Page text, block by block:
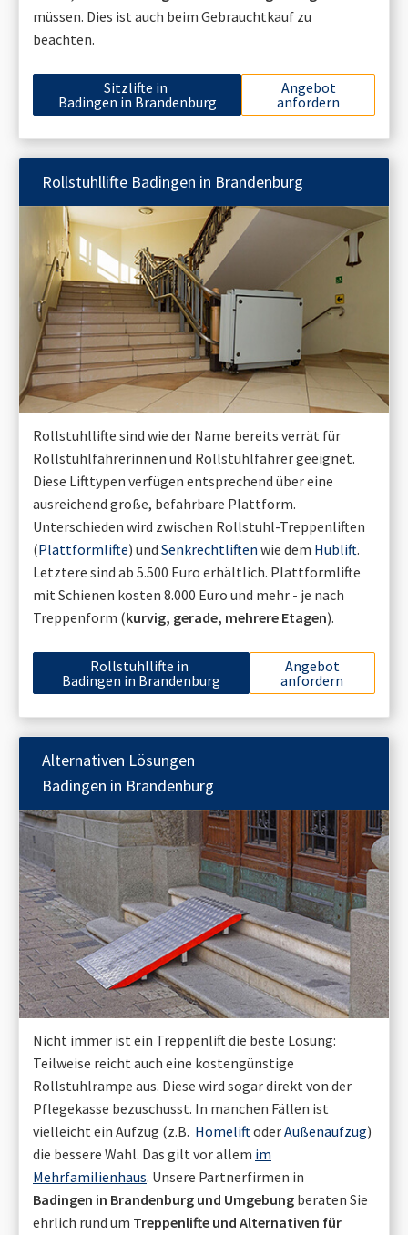
müssen. Dies ist auch beim Gebrauchtkauf zu
beachten.
Sitzlifte in
Badingen in Brandenburg
Angebot
anfordern
Rollstuhllifte Badingen in Brandenburg
Rollstuhllifte sind wie der Name bereits verrät für
Rollstuhlfahrerinnen und Rollstuhlfahrer geeignet.
Diese Lifttypen verfügen entsprechend über eine
ausreichend große, befahrbare Plattform.
Unterschieden wird zwischen Rollstuhl-Treppenliften
(Plattformlifte) und Senkrechtliften wie dem Hublift.
Letztere sind ab 5.500 Euro erhältlich. Plattformlifte
mit Schienen kosten 8.000 Euro und mehr - je nach
Treppenform (kurvig, gerade, mehrere Etagen).
Rollstuhllifte in
Badingen in Brandenburg
Angebot
anfordern
Alternativen Lösungen
Badingen in Brandenburg
Nicht immer ist ein Treppenlift die beste Lösung:
Teilweise reicht auch eine kostengünstige
Rollstuhlrampe aus. Diese wird sogar direkt von der
Pflegekasse bezuschusst. In manchen Fällen ist
vielleicht ein Aufzug (z.B. HomeliftoderAußenaufzug)
die bessere Wahl. Das gilt vor allem im
Mehrfamilienhaus. Unsere Partnerfirmen in
Badingen in Brandenburg und Umgebung beraten Sie
ehrlich rund um Treppenlifte und Alternativen für